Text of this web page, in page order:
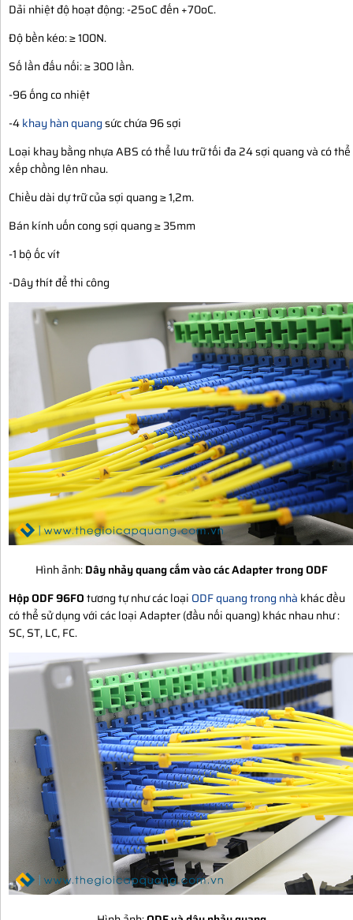
Dải nhiệt độ hoạt động: -25oC đến +70oC.
Độ bền kéo: ≥ 100N.
Số lần đấu nối: ≥ 300 lần.
-96 ống co nhiệt
-4khay hàn quangsức chứa 96 sợi
Loại khay bằng nhựa ABS có thể lưu trữ tối đa 24 sợi quang và có thể
xếp chồng lên nhau.
Chiều dài dự trữ của sợi quang ≥ 1,2m.
Bán kính uốn cong sợi quang ≥ 35mm
-1 bộ ốc vít
-Dây thít để thi công
Hình ảnh:Dây nhảy quang cắm vào các Adapter trong ODF
Hộp ODF 96FOtương tự như các loại ODF quang trong nhà khác đều
có thể sử dụng với các loại Adapter (đầu nối quang) khác nhau như :
SC, ST, LC, FC.